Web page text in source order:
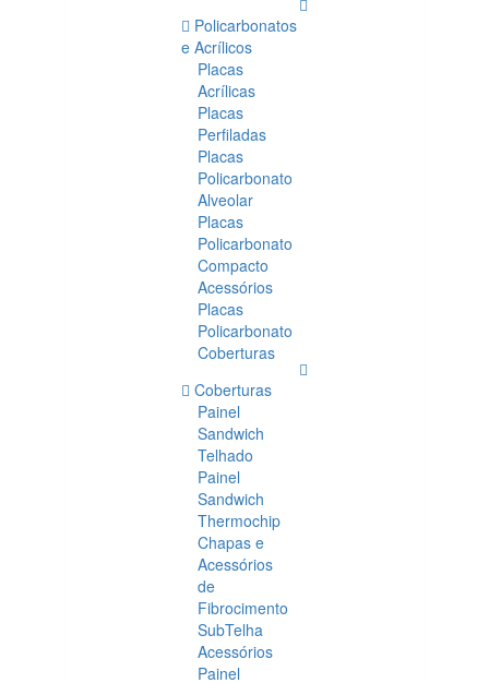
Policarbonatos
e Acrílicos
Placas
Acrílicas
Placas
Perfiladas
Placas
Policarbonato
Alveolar
Placas
Policarbonato
Compacto
Acessórios
Placas
Policarbonato
Coberturas
Coberturas
Painel
Sandwich
Telhado
Painel
Sandwich
Thermochip
Chapas e
Acessórios
de
Fibrocimento
SubTelha
Acessórios
Painel